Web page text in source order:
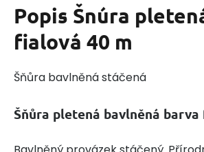
Popis Šnúra
fialová 40 m
Šňůra bavlněná stáčená
Šňůra pletená bavlněná